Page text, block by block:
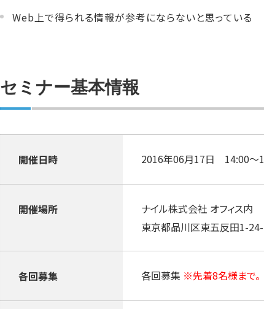
Web上で得られる情報が参考にならないと思っている
セミナー基本情報
開催日時 2016年06月17日 14:00～
開催場所
ナイル株式会社 オフィス内
東京都品川区東五反田1-
各回募集 各回募集 ※先着8名様まで。